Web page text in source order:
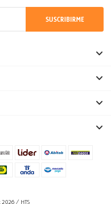
SUSCRIBIRME
2026 / HTS